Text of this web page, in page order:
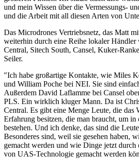
und mein Wissen über die Vermessungs-
und die Arbeit mit all diesen Arten von
Das Microdrones Vertriebsnetz, das Matt
weiterhin durch eine Reihe lokaler
Central, Sitech South, Cansel, Kuker-
Seiler.
"Ich habe großartige Kontakte, wie Miles
und William Poche bei NEI. Sie sind
Außerdem David Laflamme bei Cansel
PLS. Ein wirklich kluger Mann. Da ist
Central. Es gibt eine Menge Leute, die das
Erfahrung besitzen, die man braucht, um in
bestehen. Und ich denke, das sind die
Besonderes sind, weil sie gesehen haben,
gemacht werden und wie Dinge jetzt durch
von UAS-Technologie gemacht werden